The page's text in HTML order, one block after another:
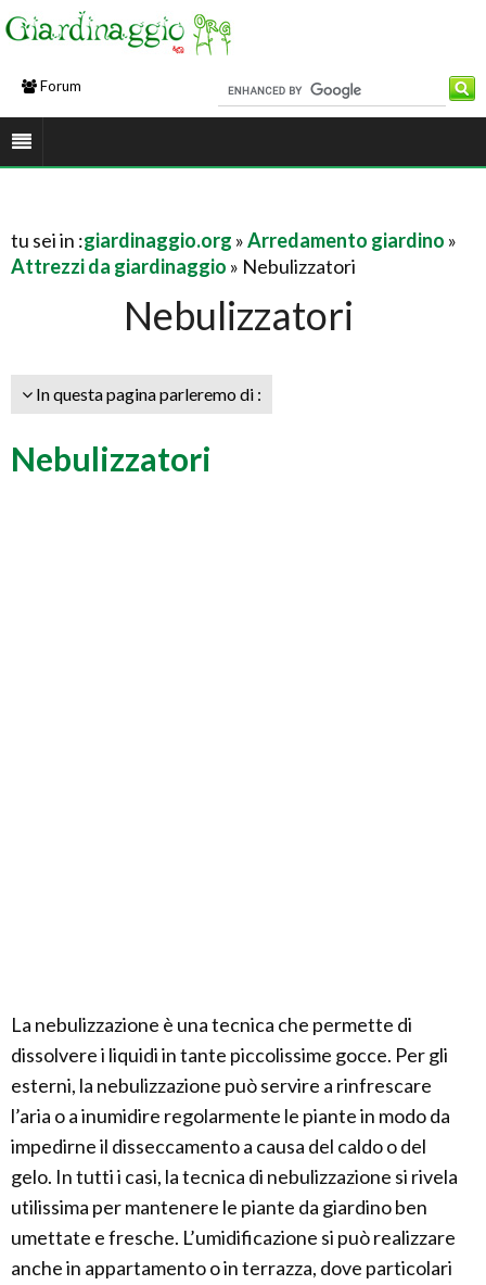
Forum
tu sei in :giardinaggio.org »Arredamento giardino »
Attrezzi da giardinaggio » Nebulizzatori
Nebulizzatori
In questa pagina parleremo di :
Nebulizzatori
La nebulizzazione è una tecnica che permette di
dissolvere i liquidi in tante piccolissime gocce. Per gli
esterni, la nebulizzazione può servire a rinfrescare
l’aria o a inumidire regolarmente le piante in modo da
impedirne il disseccamento a causa del caldo o del
gelo. In tutti i casi, la tecnica di nebulizzazione si rivela
utilissima per mantenere le piante da giardino ben
umettate e fresche. L’umidificazione si può realizzare
anche in appartamento o in terrazza, dove particolari